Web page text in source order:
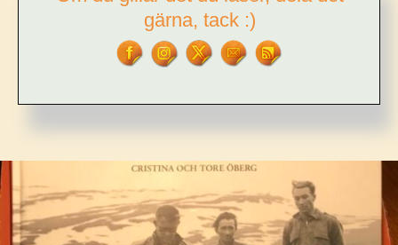
HISTORIEN
SÁBME,
gärna, tack :)